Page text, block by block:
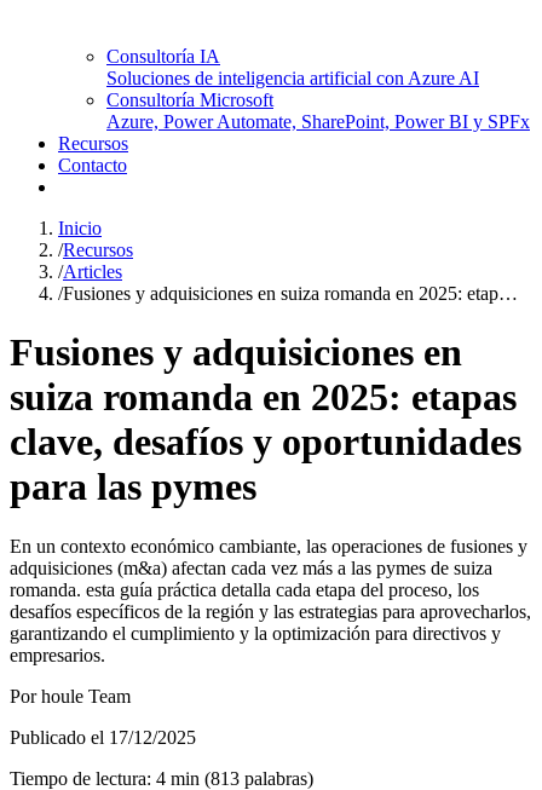
Consultoría IA
Soluciones de inteligencia artificial con Azure AI
Consultoría Microsoft
Azure, Power Automate, SharePoint, Power BI y SPFx
Recursos
Contacto
Inicio
/Recursos
/Articles
/Fusiones y adquisiciones en suiza romanda en 2025: etap…
Fusiones y adquisiciones en
suiza romanda en 2025: etapas
clave, desafíos y oportunidades
para las pymes
En un contexto económico cambiante, las operaciones de fusiones y
adquisiciones (m&a) afectan cada vez más a las pymes de suiza
romanda. esta guía práctica detalla cada etapa del proceso, los
desafíos específicos de la región y las estrategias para aprovecharlos,
garantizando el cumplimiento y la optimización para directivos y
empresarios.
Por houle Team
Publicado el 17/12/2025
Tiempo de lectura: 4 min (813 palabras)